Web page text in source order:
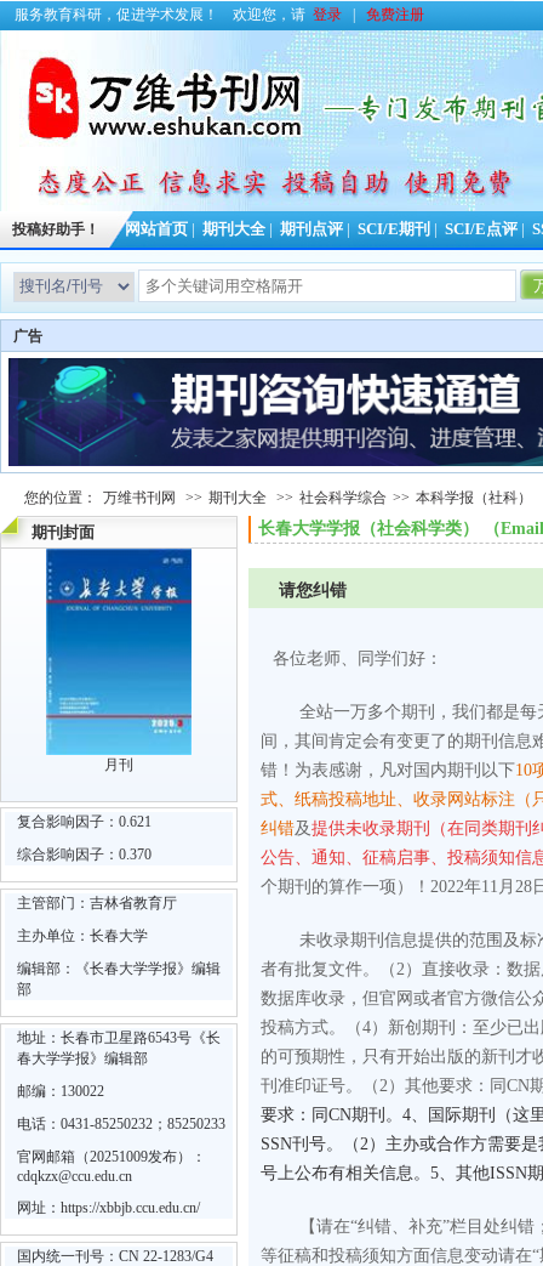
服务教育科研，促进学术发展！ 欢迎您，请 登录 免费注册
投稿好助手！ 网站首页 期刊大全 期刊点评 SCI/E期刊 SCI/E点评
广告
您的位置： 万维书刊网 >> 期刊大全 >> 社会科学综合 >> 本科学报（社科）
期刊封面
月刊
复合影响因子：0.621
综合影响因子：0.370
主管部门：吉林省教育厅
主办单位：长春大学
编辑部：《长春大学学报》编辑
部
地址：长春市卫星路6543号《长
春大学学报》编辑部
邮编：130022
电话：0431-85250232；85250233
官网邮箱（20251009发布）：
cdqkzx@ccu.edu.cn
网址： https://xbbjb.ccu.edu.cn/
国内统一刊号：CN 22-1283/G4
长春大学学报（社会科学类） （
请您纠错
各位老师、同学们好：
全站一万多个期刊，我们都是
间，其间肯定会有变更了的期刊信息
错！为表感谢，凡对国内期刊以下10
式、纸稿投稿地址、收录网站标注（
纠错及提供未收录期刊（在同类期刊
公告、通知、征稿启事、投稿须知信
个期刊的算作一项）！2022年11月28
未收录期刊信息提供的范围及标
者有批复文件。
（2）直接收录：数
数据库收录，但官网或者官方微信公
投稿方式。
（4）新创期刊：至少已
的可预期性，只有开始出版的新刊才
刊准印证号。
（2）其他要求：同CN
要求：同CN期刊。4、国际期刊（这
SSN刊号。（2）主办或合作方需要
号上公布有相关信息。5、其他ISSN
【请在“纠错、补充”栏目处纠
等征稿和投稿须知方面信息变动请在